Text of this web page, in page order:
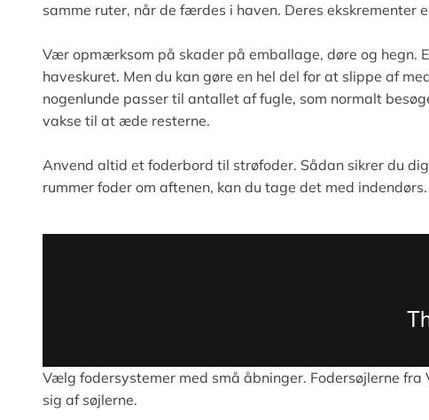
samme ruter, når de færdes i haven. Deres
Vær opmærksom på skader på emballage, døre og hegn.
haveskuret. Men du kan gøre en hel del for at slippe af
nogenlunde passer til antallet af fugle, som normalt
vakse til at æde resterne.
Anvend altid et foderbord til strøfoder. Sådan sikrer du
rummer foder om aftenen, kan du tage det med indendørs.
Vælg fodersystemer med små åbninger. Fodersøjlerne
sig af søjlerne.